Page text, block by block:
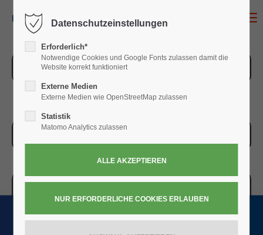
ZUR ÜBERSICHT
Datenschutzeinstellungen
Erforderlich*
Notwendige Cookies und Google Fonts zulassen damit die
Website korrekt funktioniert
Externe Medien
Externe Medien wie OpenStreetMap zulassen
Statistik
Matomo Analytics zulassen